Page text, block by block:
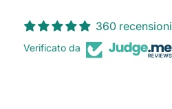
360 recensioni
Verificato da